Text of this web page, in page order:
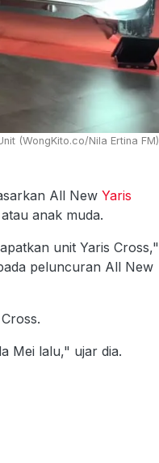
(WongKito.co/Nila Ertina FM)
All New Yaris
anak muda.
unit Yaris Cross,"
peluncuran All New
Mei lalu," ujar dia.